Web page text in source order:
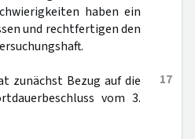
haben ein
und rechtfertigen den
17
zunächst Bezug auf die
vom 3.